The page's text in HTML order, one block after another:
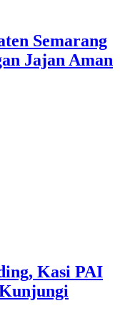
Semarang
Jajan Aman
Kasi PAI